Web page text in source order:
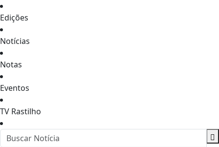
Edições
Notícias
Notas
Eventos
TV Rastilho